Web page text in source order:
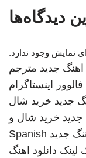
دیدگاه‌ها
نمایش وجود ندارد.
اهنگ جدید مترجم
اینستاگرام
جدید خرید شال
جدید خرید شال و
جدید Spanish
لینک دانلود اهنگ